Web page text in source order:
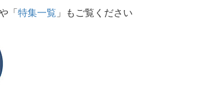
「特集一覧 」もご覧ください